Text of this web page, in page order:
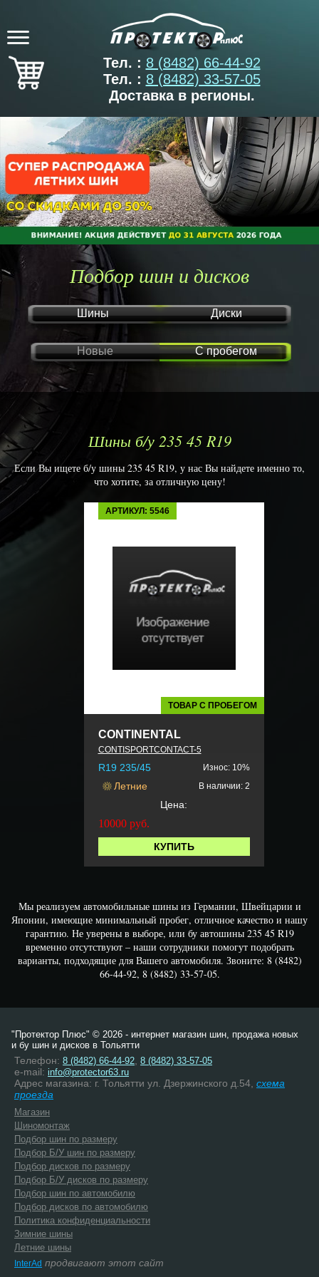
Тел. : 8 (8482) 66-44-92
Тел. : 8 (8482) 33-57-05
Доставка в регионы.
Подбор шин и дисков
Шины Диски
Новые С пробегом
Шины б/у 235 45 R19
Если Вы ищете б/у шины 235 45 R19, у нас Вы найдете именно то,
что хотите, за отличную цену!
АРТИКУЛ: 5546
ТОВАР С ПРОБЕГОМ
CONTINENTAL
CONTISPORTCONTACT-5
R19 235/45 Износ: 10%
Летние В наличии: 2
Цена:
10000 руб.
КУПИТЬ
Мы реализуем автомобильные шины из Германии, Швейцарии и
Японии, имеющие минимальный пробег, отличное качество и нашу
гарантию. Не уверены в выборе, или бу автошины 235 45 R19
временно отсутствуют – наши сотрудники помогут подобрать
варианты, подходящие для Вашего автомобиля. Звоните: 8 (8482)
66-44-92, 8 (8482) 33-57-05.
"Протектор Плюс" © 2026 - интернет магазин шин, продажа новых
и бу шин и дисков в Тольятти
Телефон: 8 (8482) 66-44-92 8 (8482) 33-57-05
e-mail: info@protector63.ru
Адрес магазина: г. Тольятти ул. Дзержинского д.54, схема
проезда
Магазин
Шиномонтаж
Подбор шин по размеру
Подбор Б/У шин по размеру
Подбор дисков по размеру
Подбор Б/У дисков по размеру
Подбор шин по автомобилю
Подбор дисков по автомобилю
Политика конфиденциальности
Зимние шины
Летние шины
InterAd продвигают этот сайт